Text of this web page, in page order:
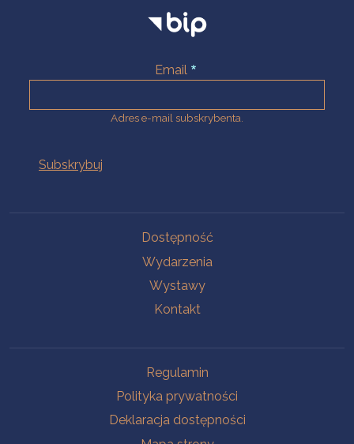
Email
Adres e-mail subskrybenta.
Dostępność
Wydarzenia
Wystawy
Kontakt
Regulamin
Polityka prywatności
Deklaracja dostępności